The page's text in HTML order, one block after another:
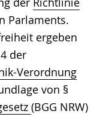
Parlaments.
ergeben
der
Verordnung
von §
(BGG NRW)